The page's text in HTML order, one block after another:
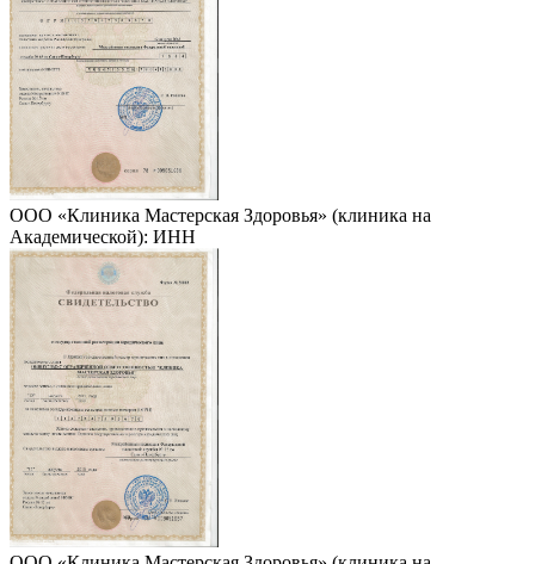
ООО «Клиника Мастерская Здоровья» (клиника на
Академической): ИНН